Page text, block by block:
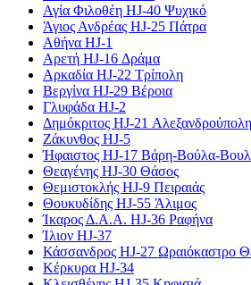
Αγία Φιλοθέη HJ-40 Ψυχικό
Άγιος Ανδρέας HJ-25 Πάτρα
Αθήνα HJ-1
Αρετή HJ-16 Δράμα
Αρκαδία HJ-22 Τρίπολη
Βεργίνα HJ-29 Βέροια
Γλυφάδα HJ-2
Δημόκριτος HJ-21 Αλεξανδρούπολη
Ζάκυνθος HJ-5
Ήφαιστος HJ-17 Βάρη-Βούλα-
Θεαγένης HJ-30 Θάσος
Θεμιστοκλής HJ-9 Πειραιάς
Θουκυδίδης HJ-55 Άλιμος
Ίκαρος Δ.Α.Α. HJ-36 Ραφήνα
Ίλιον HJ-37
Κάσσανδρος HJ-27 Ωραιόκαστρο
Κέρκυρα HJ-34